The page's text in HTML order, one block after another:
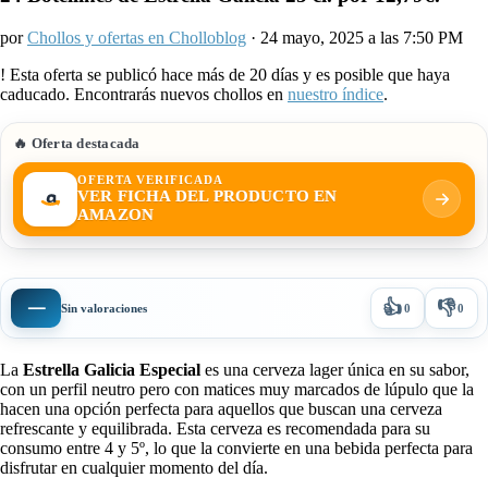
porChollos y ofertas en Cholloblog · 24 mayo, 2025 a las 7:50 PM
! Esta oferta se publicó hace más de 20 días y es posible que haya
caducado. Encontrarás nuevos chollos en nuestro índice.
🔥 Oferta destacada
OFERTA VERIFICADA
VER FICHA DEL PRODUCTO EN
AMAZON
— Sin valoraciones 👍0 👎0
La Estrella Galicia Especial es una cerveza lager única en su sabor,
con un perfil neutro pero con matices muy marcados de lúpulo que la
hacen una opción perfecta para aquellos que buscan una cerveza
refrescante y equilibrada. Esta cerveza es recomendada para su
consumo entre 4 y 5º, lo que la convierte en una bebida perfecta para
disfrutar en cualquier momento del día.